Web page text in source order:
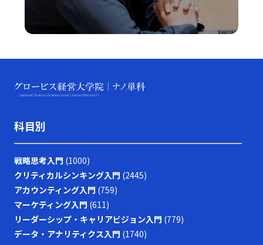
科目別
戦略思考入門 (1000)
クリティカルシンキング入門 (2445)
アカウンティング入門 (759)
マーケティング入門 (611)
リーダーシップ・キャリアビジョン入門 (779)
データ・アナリティクス入門 (1740)